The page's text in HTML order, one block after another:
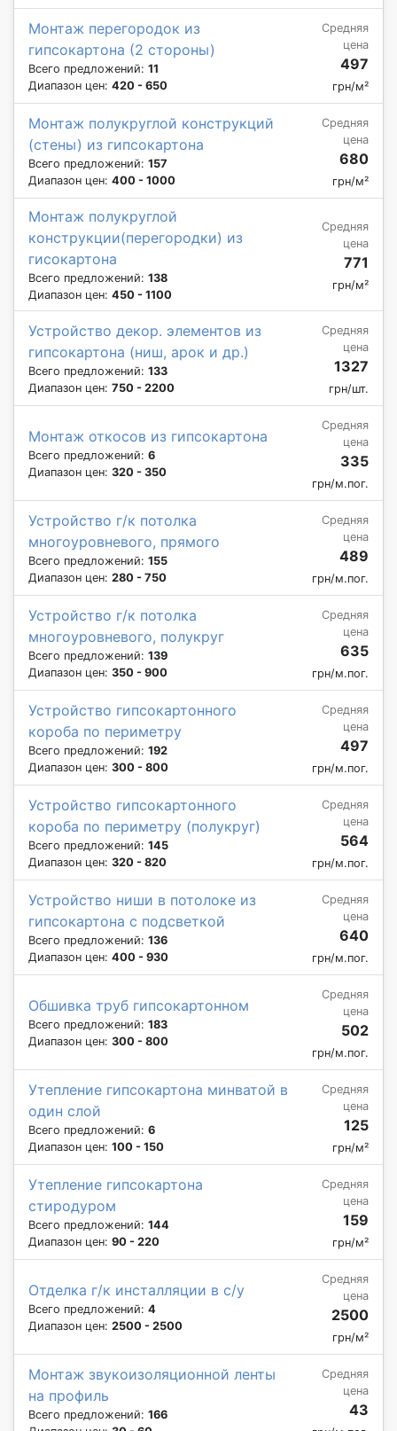
Монтаж перегородок из
гипсокартона (2 стороны)
Всего предложений: 11
Диапазон цен: 420 - 650
Средняя
цена
497
грн/м²
Монтаж полукруглой конструкций
(стены) из гипсокартона
Всего предложений: 157
Диапазон цен: 400 - 1000
Средняя
цена
680
грн/м²
Монтаж полукруглой
конструкции(перегородки) из
гисокартона
Всего предложений: 138
Диапазон цен: 450 - 1100
Средняя
цена
771
грн/м²
Устройство декор. элементов из
гипсокартона (ниш, арок и др.)
Всего предложений: 133
Диапазон цен: 750 - 2200
Средняя
цена
1327
грн/шт.
Монтаж откосов из гипсокартона
Всего предложений: 6
Диапазон цен: 320 - 350
Средняя
цена
335
грн/м.пог.
Устройство г/к потолка
многоуровневого, прямого
Всего предложений: 155
Диапазон цен: 280 - 750
Средняя
цена
489
грн/м.пог.
Устройство г/к потолка
многоуровневого, полукруг
Всего предложений: 139
Диапазон цен: 350 - 900
Средняя
цена
635
грн/м.пог.
Устройство гипсокартонного
короба по периметру
Всего предложений: 192
Диапазон цен: 300 - 800
Средняя
цена
497
грн/м.пог.
Устройство гипсокартонного
короба по периметру (полукруг)
Всего предложений: 145
Диапазон цен: 320 - 820
Средняя
цена
564
грн/м.пог.
Устройство ниши в потолоке из
гипсокартона с подсветкой
Всего предложений: 136
Диапазон цен: 400 - 930
Средняя
цена
640
грн/м.пог.
Обшивка труб гипсокартонном
Всего предложений: 183
Диапазон цен: 300 - 800
Средняя
цена
502
грн/м.пог.
Утепление гипсокартона минватой в
один слой
Всего предложений: 6
Диапазон цен: 100 - 150
Средняя
цена
125
грн/м²
Утепление гипсокартона
стиродуром
Всего предложений: 144
Диапазон цен: 90 - 220
Средняя
цена
159
грн/м²
Отделка г/к инсталляции в с/у
Всего предложений: 4
Диапазон цен: 2500 - 2500
Средняя
цена
2500
грн/м²
Монтаж звукоизоляционной ленты
на профиль
Всего предложений: 166
Средняя
цена
43